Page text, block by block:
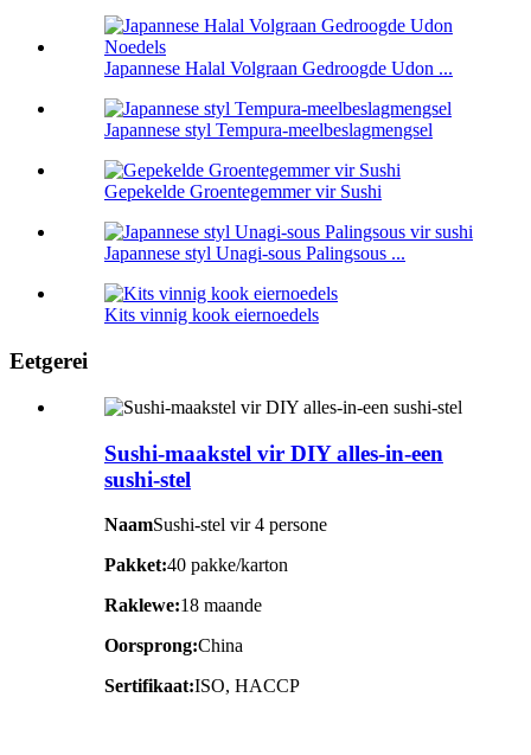
Japannese Halal Volgraan Gedroogde Udon ...
Japannese styl Tempura-meelbeslagmengsel
Gepekelde Groentegemmer vir Sushi
Japannese styl Unagi-sous Palingsous ...
Kits vinnig kook eiernoedels
Eetgerei
Sushi-maakstel vir DIY alles-in-een
sushi-stel
NaamSushi-stel vir 4 persone
Pakket:40 pakke/karton
Raklewe:18 maande
Oorsprong:China
Sertifikaat:ISO, HACCP